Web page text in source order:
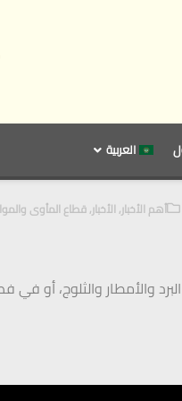
العربية
أهم الأخبار,الأخبار,قطاع المأوى
والأمطار والثلوج، أو